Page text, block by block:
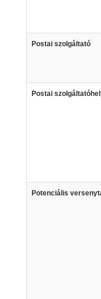
Postai szolgáltató
Postai
Potenciális